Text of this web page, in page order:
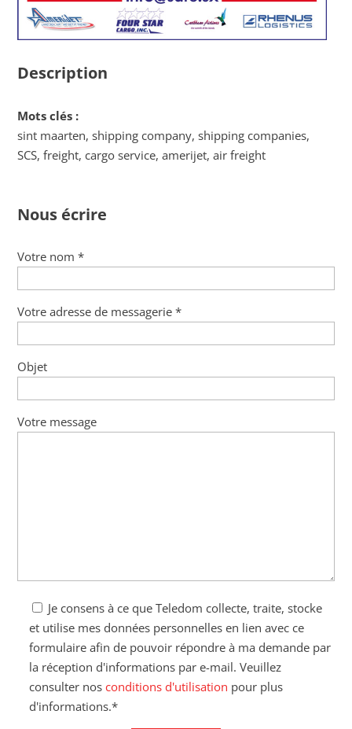
Description
Mots clés :
sint maarten, shipping company, shipping companies,
SCS, freight, cargo service, amerijet, air freight
Nous écrire
Votre nom *
Votre adresse de messagerie *
Objet
Votre message
Je consens à ce que Teledom collecte, traite, stocke
et utilise mes données personnelles en lien avec ce
formulaire afin de pouvoir répondre à ma demande par
la réception d'informations par e-mail. Veuillez
consulter nosconditions d'utilisation pour plus
d'informations.*